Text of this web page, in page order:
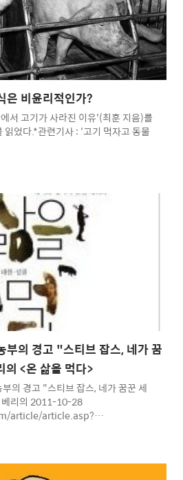
은 비윤리적인가?
서 고기가 사라진 이유'(최훈 지음)를
었다.*관련기사 : '고기 먹자고 동물
news/articleView.html?
식이 철학적으로 비윤리적이기 때
, 돼지, 닭처럼 참혹하게 키우고 잔인
연히 비윤리적이라고 생각하게 되는
식은 윤리적이고 육식은 비윤리적이
수 없지만, 현대의 축산방식, 특히 공
것에는 의심의 여지가 없다고 생각한
부의 경고 "스티브 잡스, 네가 꿈
<온 삶을 먹다>
의 경고 "스티브 잡스, 네가 꿈꾼 세
리의 2011-10-28
article/article.asp?
[기사 내
터키 주의 농부 '웬델 베리'가 쓴 책
, 마음에 많이 와닿는 부분이 있어 발